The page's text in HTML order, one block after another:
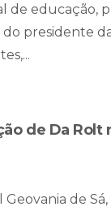
de educação,
do presidente
de Da Rolt
de